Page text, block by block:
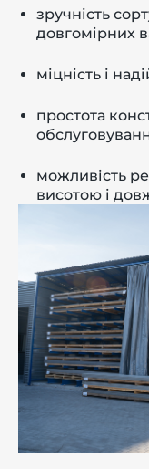
зручність
довгомірних
міцність і
простота
можливість
висотою і